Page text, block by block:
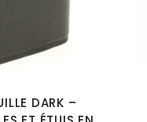
DARK –